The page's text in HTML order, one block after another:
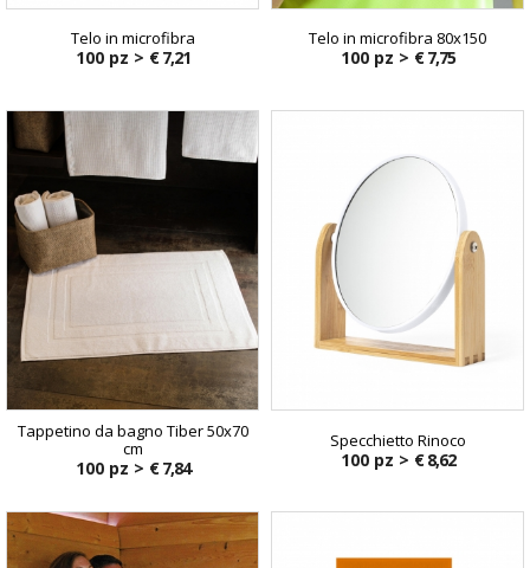
Telo in microfibra
100 pz > € 7,21
Telo in microfibra 80x150
100 pz > € 7,75
Tappetino da bagno Tiber 50x70
cm
100 pz > € 7,84
Specchietto Rinoco
100 pz > € 8,62